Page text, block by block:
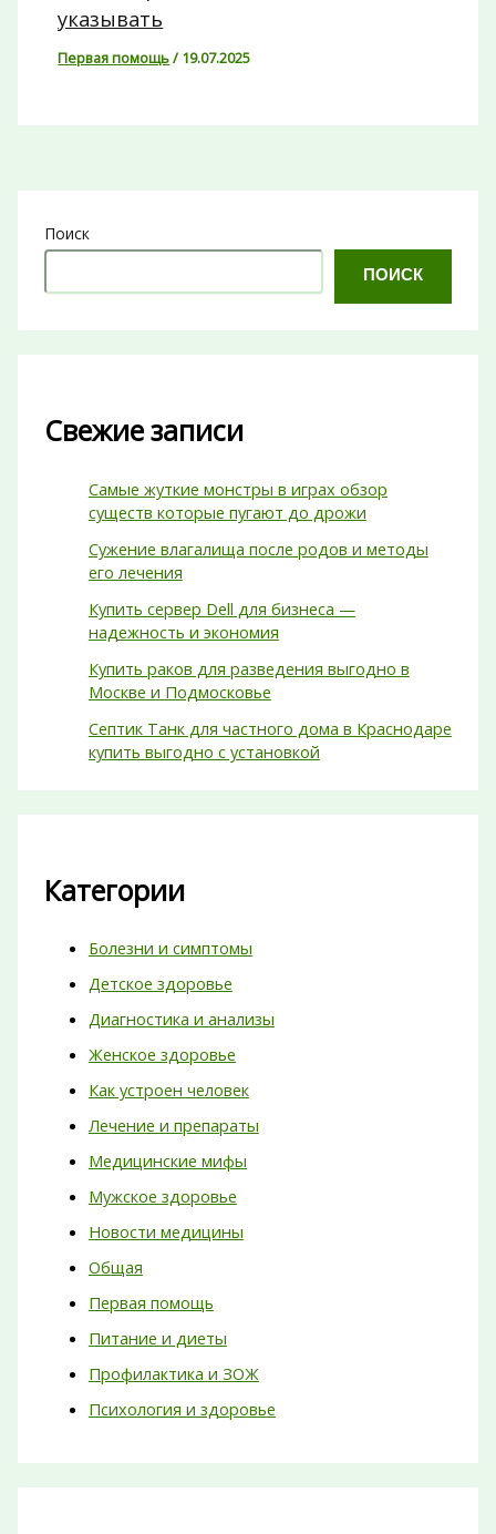
указывать
Первая помощь/ 19.07.2025
Поиск
ПОИСК
Свежие записи
Самые жуткие монстры в играх обзор
существ которые пугают до дрожи
Сужение влагалища после родов и методы
его лечения
Купить сервер Dell для бизнеса —
надежность и экономия
Купить раков для разведения выгодно в
Москве и Подмосковье
Септик Танк для частного дома в Краснодаре
купить выгодно с установкой
Категории
Болезни и симптомы
Детское здоровье
Диагностика и анализы
Женское здоровье
Как устроен человек
Лечение и препараты
Медицинские мифы
Мужское здоровье
Новости медицины
Общая
Первая помощь
Питание и диеты
Профилактика и ЗОЖ
Психология и здоровье